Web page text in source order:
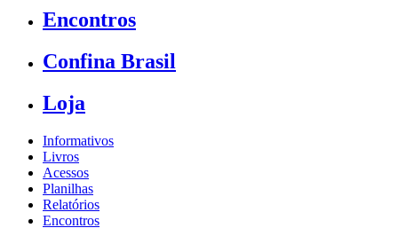
Encontros
Confina Brasil
Loja
Informativos
Livros
Acessos
Planilhas
Relatórios
Encontros